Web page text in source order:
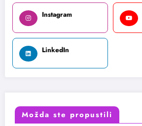
Instagram
LinkedIn
Možda ste propustili